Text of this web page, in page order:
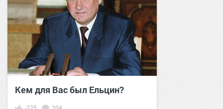
Кем для Вас был Ельцин?